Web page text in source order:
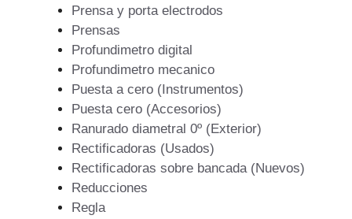
Prensa y porta electrodos
Prensas
Profundimetro digital
Profundimetro mecanico
Puesta a cero (Instrumentos)
Puesta cero (Accesorios)
Ranurado diametral 0º (Exterior)
Rectificadoras (Usados)
Rectificadoras sobre bancada (Nuevos)
Reducciones
Regla